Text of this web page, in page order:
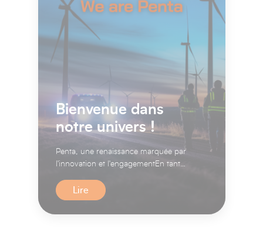
Bienvenue dans
notre univers !
Penta, une renaissance marquée par
l'innovation et l'engagementEn tant
Lire